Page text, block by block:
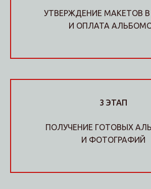
УТВЕРЖДЕНИЕ МАКЕТОВ В
И ОПЛАТА
3 ЭТАП
ПОЛУЧЕНИЕ ГОТОВЫХ
И ФОТОГРАФИЙ